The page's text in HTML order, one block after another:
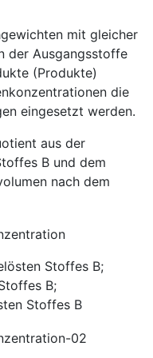
mit gleicher
der Ausgangsstoffe
(Produkte)
die
eingesetzt werden.
aus der
B und dem
nach dem
Stoffes B;
B;
Stoffes B